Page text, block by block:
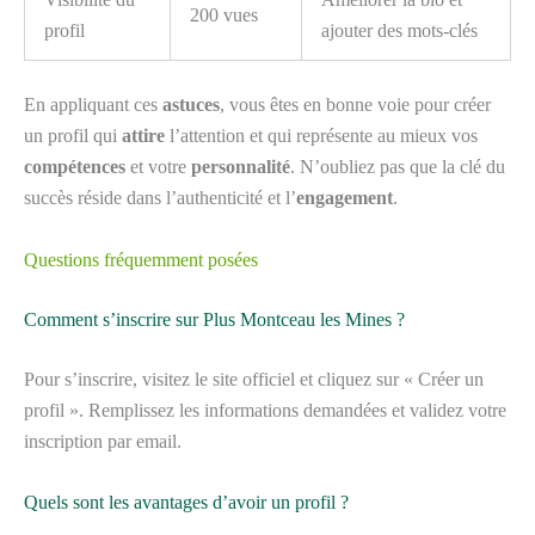
profil
200 vues
ajouter des mots-clés
En appliquant ces astuces, vous êtes en bonne voie pour créer
un profil qui attire l’attention et qui représente au mieux vos
compétences et votre personnalité. N’oubliez pas que la clé du
succès réside dans l’authenticité et l’engagement.
Questions fréquemment posées
Comment s’inscrire sur Plus Montceau les Mines ?
Pour s’inscrire, visitez le site officiel et cliquez sur « Créer un
profil ». Remplissez les informations demandées et validez votre
inscription par email.
Quels sont les avantages d’avoir un profil ?